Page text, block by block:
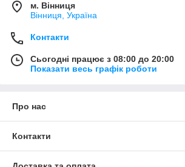
м. Вінниця
Вінниця, Україна
Контакти
Сьогодні працює з 08:00 до 20:00
Показати весь графік роботи
Про нас
Контакти